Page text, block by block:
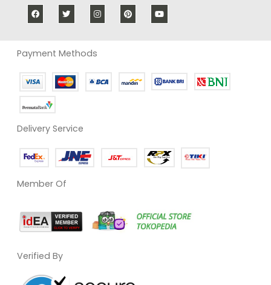
Payment Methods
Delivery Service
Member Of
Verified By